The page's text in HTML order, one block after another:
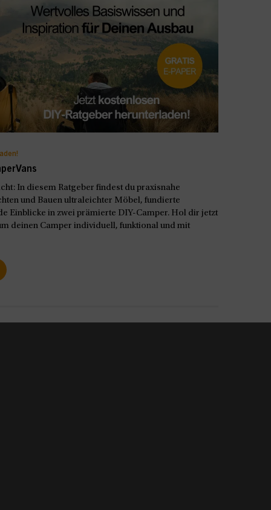
In diesem Ratgeber findest du praxisnahe
und Bauen ultraleichter Möbel, fundierte
Einblicke in zwei prämierte DIY-Camper. Hol dir jetzt
deinen Camper individuell, funktional und mit